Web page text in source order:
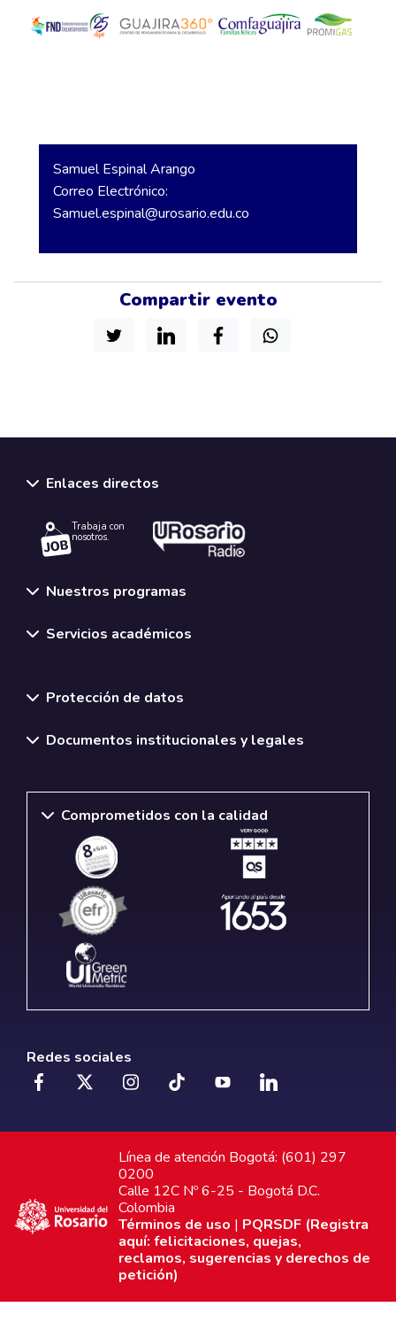
Samuel Espinal Arango
Correo Electrónico:
Samuel.espinal@urosario.edu.co
Compartir evento
Enlaces directos
Trabaja con
nosotros.
Nuestros programas
Servicios académicos
Protección de datos
Documentos institucionales y legales
Comprometidos con la calidad
Redes sociales
Línea de atención Bogotá: (601) 297
0200
Calle 12C Nº 6-25 - Bogotá D.C.
Colombia
Términos de uso | PQRSDF (Registra
aquí: felicitaciones, quejas,
reclamos, sugerencias y derechos de
petición)